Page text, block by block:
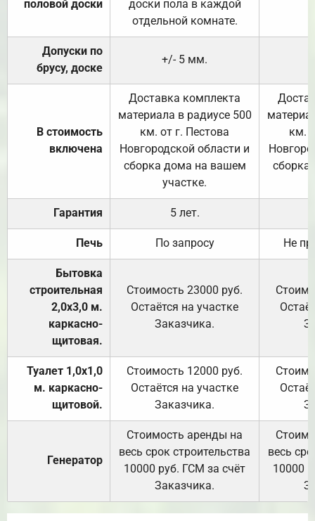
половой доски
доски пола в каждой
отдельной комнате.
Допуски по
брусу, доске
+/- 5 мм.
В стоимость
включена
Доставка комплекта
материала в радиусе 500
км. от г. Пестова
Новгородской области и
сборка дома на вашем
участке.
км.
Гарантия 5 лет.
Печь По запросу Не
Бытовка
строительная
2,0х3,0 м.
каркасно-
щитовая.
Стоимость 23000 руб.
Остаётся на участке
Заказчика.
Туалет 1,0х1,0
м. каркасно-
щитовой.
Стоимость 12000 руб.
Остаётся на участке
Заказчика.
Генератор
Стоимость аренды на
весь срок строительства
10000 руб. ГСМ за счёт
Заказчика.
весь
10000